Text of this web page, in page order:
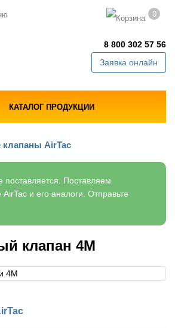
0
8 800 302 57 56
Заявка онлайн
КАТАЛОГ ПРОДУКЦИИ
AirTac
поставляется. Поставляем
и его аналоги. Отправьте
клапан 4М